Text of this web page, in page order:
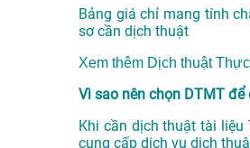
Bảng giá chỉ mang tính
sơ cần dịch thuật
Xem thêm Dịch thuật
Vì sao nên chọn DTMT
Khi cần dịch thuật tài
cung cấp dịch vụ dịch